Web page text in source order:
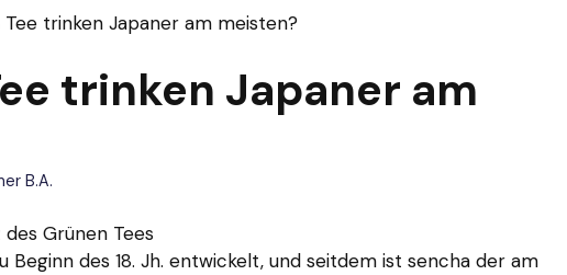
Tee trinken Japaner am meisten?
trinken Japaner am
B.A.
Grünen Tees
Beginn des 18. Jh. entwickelt, und seitdem ist sencha der am